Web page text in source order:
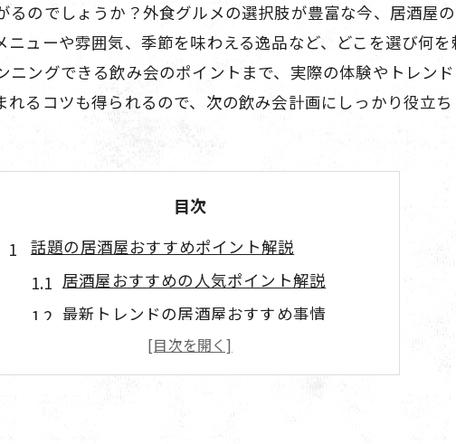
のでしょうか？外食グルメの選択肢が豊富な今、居酒屋
ューや雰囲気、季節を味わえる逸品など、どこを選び何
ングできる飲み会のポイントまで、実際の体験やトレン
るコツも得られるので、次の飲み会計画にしっかり役立ち
目次
話題の居酒屋おすすめポイント解説
居酒屋おすすめの人気ポイント解説
最新トレンドの居酒屋おすすめ事情
居酒屋選びで重視したいおすすめ点
居酒屋おすすめの隠れた魅力を発見
グルメ視点で見る居酒屋おすすめ法